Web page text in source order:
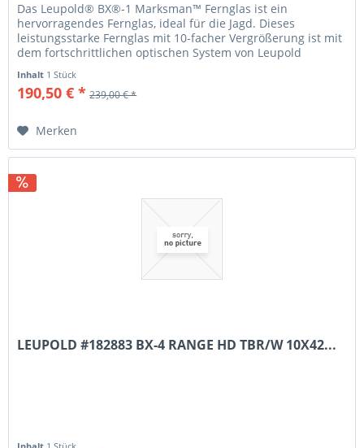
Das Leupold® BX®-1 Marksman™ Fernglas ist ein
hervorragendes Fernglas, ideal für die Jagd. Dieses
leistungsstarke Fernglas mit 10-facher Vergrößerung ist mit
dem fortschrittlichen optischen System von Leupold
Inhalt 1 Stück
190,50 € * 239,00 € *
Merken
LEUPOLD #182883 BX-4 RANGE HD TBR/W 10X42...